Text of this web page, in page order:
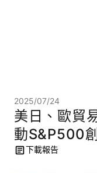
2025/07/24
美日、歐貿
動S&P500
下載報告